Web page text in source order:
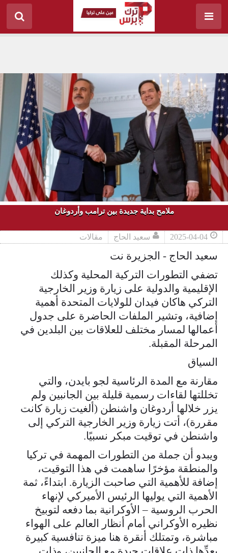
ملامح بداية جديدة بين ترامب وأردوغان
2025-04-04 سعيد الحاج مقالات
سعيد الحاج - الجزيرة نت
تضفي التطورات التركية المحلية وكذلك
الإقليمية والدولية على زيارة وزير الخارجية
التركي هاكان فيدان للولايات المتحدة أهمية
إضافية، وتشير الملفات الحاضرة على جدول
أعمالها لمسار مختلف للعلاقات بين البلدين في
المرحلة المقبلة.
السياق
مقارنة مع المدة الرئاسية لجو بايدن، والتي
تخللتها لقاءات رسمية قليلة بين الجانبين ولم
يزر خلالها أردوغان واشنطن (ألغيت زيارة كانت
مقررة)، أتت زيارة وزير الخارجية التركي إلى
واشنطن في توقيت مبكر نسبيًا.
ويبدو أن جملة من التطورات المهمة في تركيا
والمنطقة مؤخرًا ساهمت في هذا التوقيت،
إضافة للأهمية التي صاحبت الزيارة. ابتداءً، ثمة
الأهمية التي يوليها الرئيس الأميركي لإنهاء
الحرب الروسية – الأوكرانية بما دفعه لتوبيخ
نظيره الأوكراني أمام أنظار العالم على الهواء
مباشرة، وتمتلك أنقرة هنا ميزة تنافسية كبيرة
بعدِّها ذات علاقات جيدة مع الجانبين، وذات